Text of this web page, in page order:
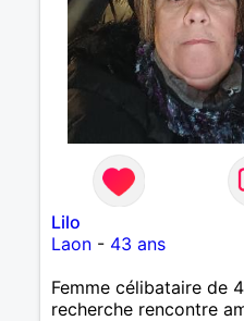
Lilo
Laon- 43 ans
Femme célibataire de
recherche rencontre